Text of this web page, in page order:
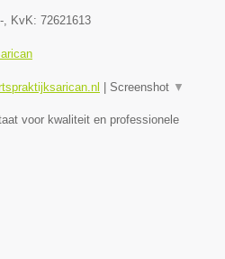
-, KvK: 72621613
Screenshot ▼
voor kwaliteit en professionele